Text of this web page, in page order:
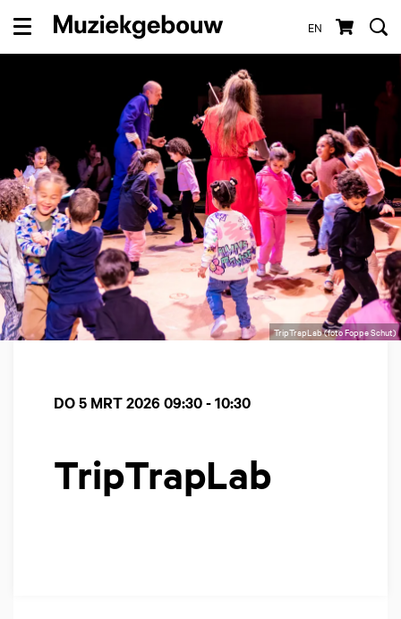
EN
Menu
TripTrapLab (foto Foppe Schut)
TripTrapLab
DO 5 MRT 2026 09:30 - 10:30